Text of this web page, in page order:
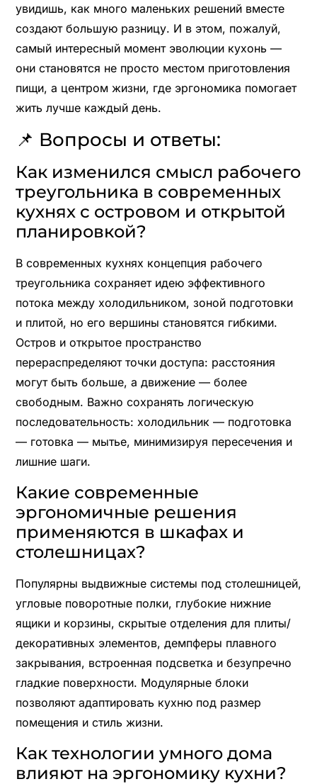
увидишь, как много маленьких решений вместе
создают большую разницу. И в этом, пожалуй,
самый интересный момент эволюции кухонь —
они становятся не просто местом приготовления
пищи, а центром жизни, где эргономика помогает
жить лучше каждый день.
📌 Вопросы и ответы:
Как изменился смысл рабочего
треугольника в современных
кухнях с островом и открытой
планировкой?
В современных кухнях концепция рабочего
треугольника сохраняет идею эффективного
потока между холодильником, зоной подготовки
и плитой, но его вершины становятся гибкими.
Остров и открытое пространство
перераспределяют точки доступа: расстояния
могут быть больше, а движение — более
свободным. Важно сохранять логическую
последовательность: холодильник — подготовка
— готовка — мытье, минимизируя пересечения и
лишние шаги.
Какие современные
эргономичные решения
применяются в шкафах и
столешницах?
Популярны выдвижные системы под столешницей,
угловые поворотные полки, глубокие нижние
ящики и корзины, скрытые отделения для плиты/
декоративных элементов, демпферы плавного
закрывания, встроенная подсветка и безупречно
гладкие поверхности. Модулярные блоки
позволяют адаптировать кухню под размер
помещения и стиль жизни.
Как технологии умного дома
влияют на эргономику кухни?